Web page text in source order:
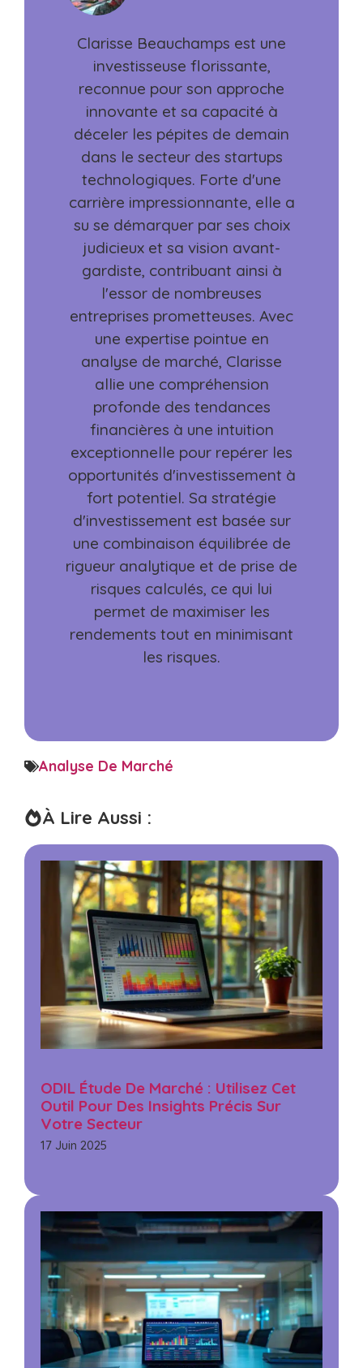
Clarisse Beauchamps est une
investisseuse florissante,
reconnue pour son approche
innovante et sa capacité à
déceler les pépites de demain
dans le secteur des startups
technologiques. Forte d'une
carrière impressionnante, elle a
su se démarquer par ses choix
judicieux et sa vision avant-
gardiste, contribuant ainsi à
l'essor de nombreuses
entreprises prometteuses. Avec
une expertise pointue en
analyse de marché, Clarisse
allie une compréhension
profonde des tendances
financières à une intuition
exceptionnelle pour repérer les
opportunités d'investissement à
fort potentiel. Sa stratégie
d'investissement est basée sur
une combinaison équilibrée de
rigueur analytique et de prise de
risques calculés, ce qui lui
permet de maximiser les
rendements tout en minimisant
les risques.
Analyse De Marché
À Lire Aussi :
ODIL Étude De Marché : Utilisez Cet
Outil Pour Des Insights Précis Sur
Votre Secteur
17 Juin 2025